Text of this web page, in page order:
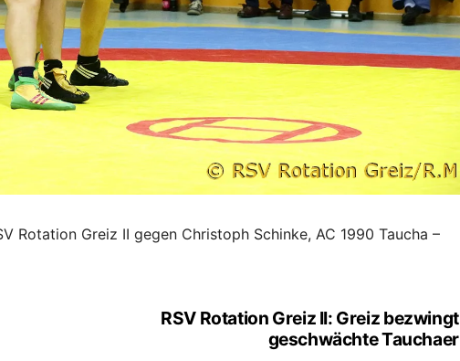
Rotation Greiz II gegen Christoph Schinke, AC 1990 Taucha –
RSV Rotation Greiz II: Greiz bezwingt
geschwächte Tauchaer